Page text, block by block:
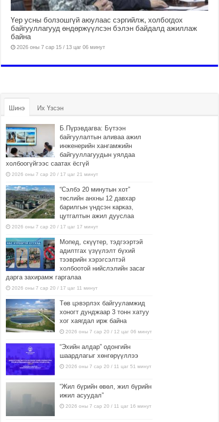
Үер усны болзошгүй аюулаас сэргийлж, холбогдох
байгууллагууд өндөржүүлсэн бэлэн байдалд ажиллаж
байна
2026 оны 7 сар 15 / 13 цаг 06 минут
Шинэ Их Үзсэн
Б.Пүрэвдагва: Бүтээн
байгуулалтын аливаа ажил
инженерийн хангамжийн
байгууллагуудын уялдаа
холбоогүйгээс саатах ёсгүй
2026 оны 7 сар 20 / 17 цаг 21 минут
“Сэлбэ 20 минутын хот”
төслийн анхны 12 давхар
барилгын үндсэн карказ,
цутгалтын ажил дууслаа
2026 оны 7 сар 20 / 17 цаг 17 минут
Мопед, скүүтер, тэдгээртэй
адилтгах үзүүлэлт бүхий
тээврийн хэрэгсэлтэй
холбоотой нийслэлийн засаг
дарга захирамж гаргалаа
2026 оны 7 сар 20 / 17 цаг 11 минут
Төв цэвэрлэх байгууламжид
хоногт дунджаар 3 тонн хатуу
хог хаягдал ирж байна
2026 оны 7 сар 20 / 12 цаг 06 минут
“Эхийн алдар” одонгийн
шаардлагыг хөнгөрүүллээ
2026 оны 7 сар 20 / 11 цаг 51 минут
“Жил бүрийн өвөл, жил бүрийн
ижил асуудал”
2026 оны 7 сар 20 / 11 цаг 16 минут